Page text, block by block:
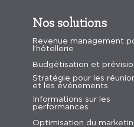
Nos solutions
Revenue management
l’hôtellerie
Budgétisation et
Stratégie pour les
et les événements
Informations sur les
performances
Optimisation du